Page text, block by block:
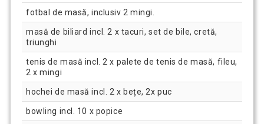
fotbal de masă, inclusiv 2 mingi.
masă de biliard incl. 2 x tacuri, set de bile, cretă,
triunghi
tenis de masă incl. 2 x palete de tenis de masă, fileu,
2 x mingi
hochei de masă incl. 2 x bețe, 2x puc
bowling incl. 10 x popice